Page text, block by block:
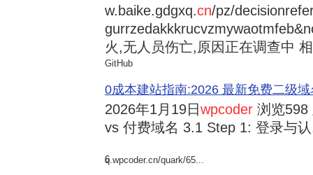
w.baike.gdgxq.cn/pz/
火,无人员伤亡,原因正在调查中
GitHub
0成本建站指南:2026 最新免费二级
2026年1月19日wpcoder 浏览598
vs 付费域名 3.1 Step 1: 登录与
6
q.wpcoder.cn/quark/65...